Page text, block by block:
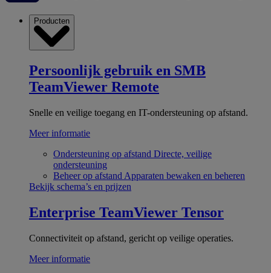
Producten
Persoonlijk gebruik en SMB
TeamViewer Remote
Snelle en veilige toegang en IT-ondersteuning op afstand.
Meer informatie
Ondersteuning op afstand Directe, veilige
ondersteuning
Beheer op afstand Apparaten bewaken en beheren
Bekijk schema’s en prijzen
Enterprise TeamViewer Tensor
Connectiviteit op afstand, gericht op veilige operaties.
Meer informatie